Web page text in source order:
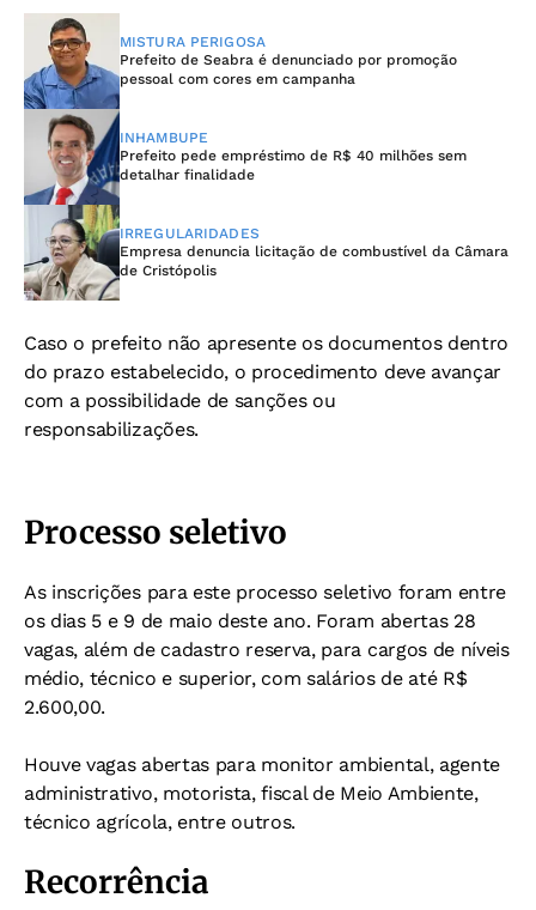
MISTURA PERIGOSA
Prefeito de Seabra é denunciado por promoção
pessoal com cores em campanha
INHAMBUPE
Prefeito pede empréstimo de R$ 40 milhões sem
detalhar finalidade
IRREGULARIDADES
Empresa denuncia licitação de combustível da Câmara
de Cristópolis
Caso o prefeito não apresente os documentos dentro
do prazo estabelecido, o procedimento deve avançar
com a possibilidade de sanções ou
responsabilizações.
Processo seletivo
As inscrições para este processo seletivo foram entre
os dias 5 e 9 de maio deste ano. Foram abertas 28
vagas, além de cadastro reserva, para cargos de níveis
médio, técnico e superior, com salários de até R$
2.600,00.
Houve vagas abertas para monitor ambiental, agente
administrativo, motorista, fiscal de Meio Ambiente,
técnico agrícola, entre outros.
Recorrência